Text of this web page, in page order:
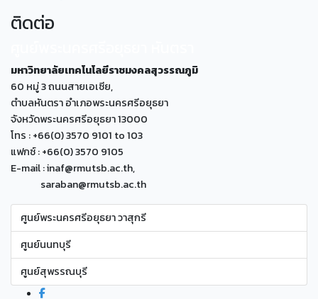
ติดต่อ
มหาวิทยาลัยเทคโนโลยีราชมงคลสุวรรณภูมิ
60 หมู่ 3 ถนนสายเอเซีย,
ตำบลหันตรา อำเภอพระนครศรีอยุธยา
จังหวัดพระนครศรีอยุธยา 13000
โทร : +66(0) 3570 9101 to 103
แฟกซ์ : +66(0) 3570 9105
E-mail : inaf@rmutsb.ac.th,
saraban@rmutsb.ac.th
ศูนย์พระนครศรีอยุธยา วาสุกรี
ศูนย์นนทบุรี
ศูนย์สุพรรณบุรี